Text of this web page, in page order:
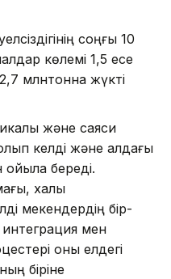
соңғы 10
көлемі 1,5 есе
млнтонна жүкті
және саяси
келді және алдағы
береді.
халық
мекендердің бір-
интеграция мен
оны елдегі
біріне